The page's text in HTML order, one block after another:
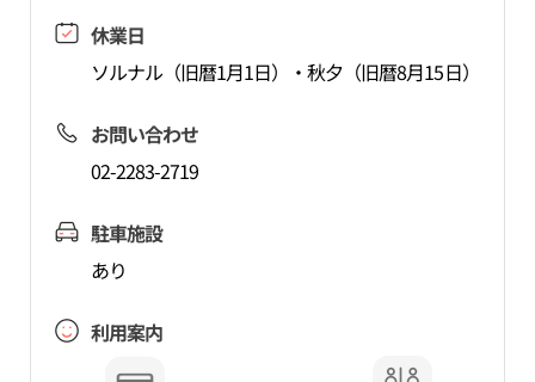
休業日
ソルナル（旧暦1月1日）・秋夕（旧暦8月15日）
お問い合わせ
02-2283-2719
駐車施設
あり
利用案内